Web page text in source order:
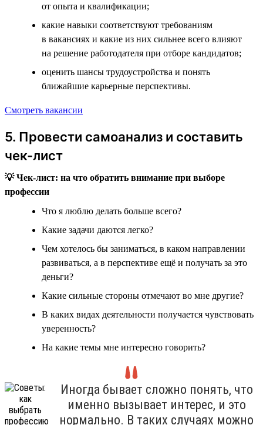
от опыта и квалификации;
какие навыки соответствуют требованиям
в вакансиях и какие из них сильнее всего влияют
на решение работодателя при отборе кандидатов;
оценить шансы трудоустройства и понять
ближайшие карьерные перспективы.
Смотреть вакансии
5. Провести самоанализ и составить
чек-лист
💡 Чек-лист: на что обратить внимание при выборе
профессии
Что я люблю делать больше всего?
Какие задачи даются легко?
Чем хотелось бы заниматься, в каком направлении
развиваться, а в перспективе ещё и получать за это
деньги?
Какие сильные стороны отмечают во мне другие?
В каких видах деятельности получается чувствовать
уверенность?
На какие темы мне интересно говорить?
Иногда бывает сложно понять, что
именно вызывает интерес, и это
нормально. В таких случаях можно